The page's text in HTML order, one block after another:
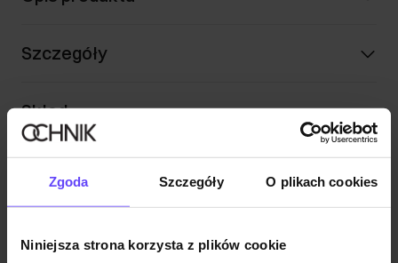
Zgoda Szczegóły O plikach cookies
Niniejsza strona korzysta z plików cookie
Szczegóły
Skład